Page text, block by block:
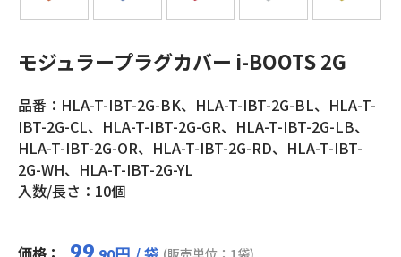
モジュラープラグカバー i-BOOTS 2G
品番：HLA-T-IBT-2G-BK、HLA-T-IBT-2G-BL、HLA-T-
IBT-2G-CL、HLA-T-IBT-2G-GR、HLA-T-IBT-2G-LB、
HLA-T-IBT-2G-OR、HLA-T-IBT-2G-RD、HLA-T-IBT-
2G-WH、HLA-T-IBT-2G-YL
入数/長さ：10個